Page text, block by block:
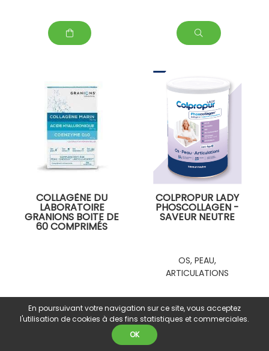
COLLAGÈNE DU
LABORATOIRE
GRANIONS BOITE DE
60 COMPRIMÉS
16.00 €
COLPROPUR LADY
PHOSCOLLAGEN -
SAVEUR NEUTRE
OS, PEAU,
ARTICULATIONS
39.00 €
En poursuivant votre navigation sur ce site, vous acceptez
l'utilisation de cookies à des fins statistiques et commerciales.
OK